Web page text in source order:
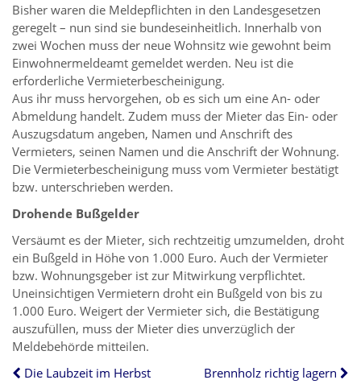
Bisher waren die Meldepflichten in den Landesgesetzen
geregelt – nun sind sie bundeseinheitlich. Innerhalb von
zwei Wochen muss der neue Wohnsitz wie gewohnt beim
Einwohnermeldeamt gemeldet werden. Neu ist die
erforderliche Vermieterbescheinigung.
Aus ihr muss hervorgehen, ob es sich um eine An- oder
Abmeldung handelt. Zudem muss der Mieter das Ein- oder
Auszugsdatum angeben, Namen und Anschrift des
Vermieters, seinen Namen und die Anschrift der Wohnung.
Die Vermieterbescheinigung muss vom Vermieter bestätigt
bzw. unterschrieben werden.
Drohende Bußgelder
Versäumt es der Mieter, sich rechtzeitig umzumelden, droht
ein Bußgeld in Höhe von 1.000 Euro. Auch der Vermieter
bzw. Wohnungsgeber ist zur Mitwirkung verpflichtet.
Uneinsichtigen Vermietern droht ein Bußgeld von bis zu
1.000 Euro. Weigert der Vermieter sich, die Bestätigung
auszufüllen, muss der Mieter dies unverzüglich der
Meldebehörde mitteilen.
Die Laubzeit im Herbst
Brennholz richtig lagern